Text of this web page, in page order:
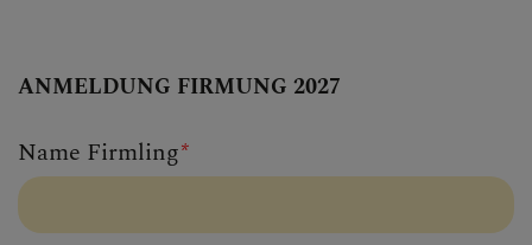
ANMELDUNG FIRMUNG 2027
Name Firmling*